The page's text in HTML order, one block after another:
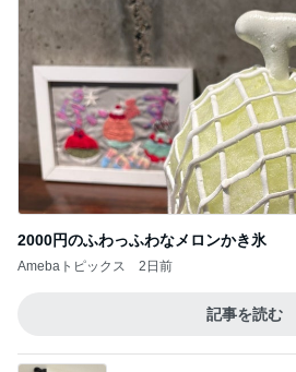
2000円のふわっふわなメロンかき氷
Amebaトピックス 2日前
記事を読む